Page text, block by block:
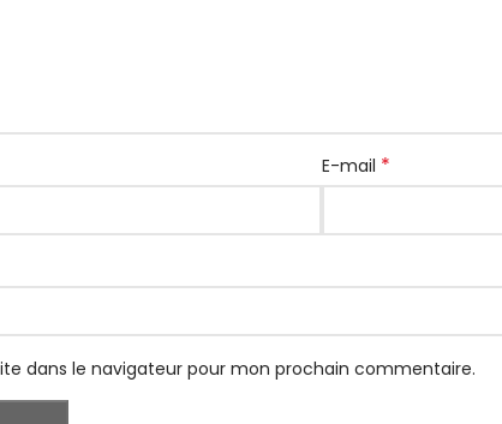
E-mail *
dans le navigateur pour mon prochain commentaire.